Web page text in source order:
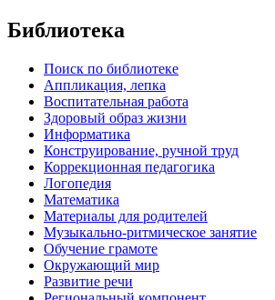
Библиотека
Поиск по библиотеке
Аппликация, лепка
Воспитательная работа
Здоровый образ жизни
Информатика
Конструирование, ручной труд
Коррекционная педагогика
Логопедия
Математика
Материалы для родителей
Музыкально-ритмическое занятие
Обучение грамоте
Окружающий мир
Развитие речи